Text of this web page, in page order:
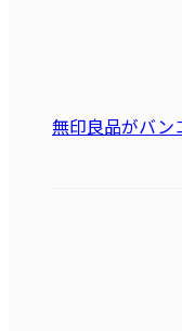
無印良品がバン